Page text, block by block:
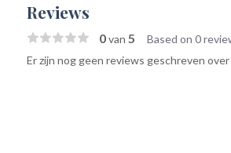
Reviews
0van 5 Based on 0
Er zijn nog geen reviews geschreven